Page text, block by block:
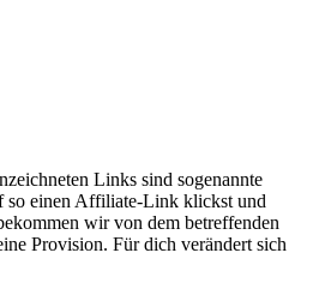
Links sind sogenannte
einen Affiliate-Link klickst und
wir von dem betreffenden
Provision. Für dich verändert sich